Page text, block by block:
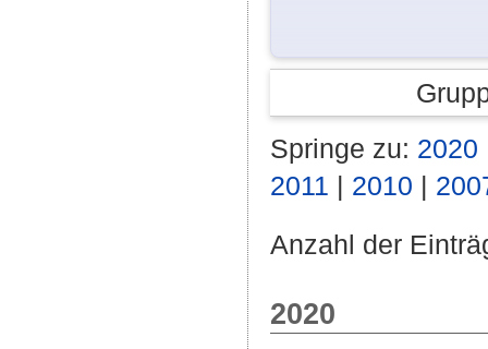
Springe zu: 2020
2011 | 2010 |
Anzahl der
2020